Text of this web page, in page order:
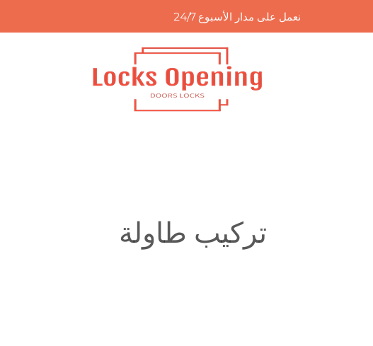
إلى
نعمل على مدار الأسبوع 24/7
تركيب طاولة